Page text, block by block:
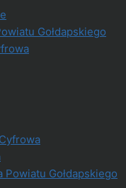
Gołdapskiego
Powiatu Gołdapskiego